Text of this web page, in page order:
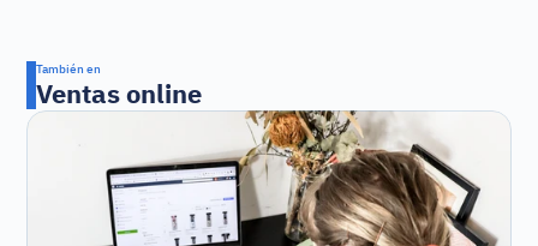
También en
Ventas online